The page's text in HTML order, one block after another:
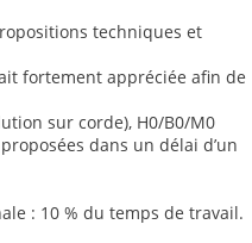
techniques et
fortement appréciée afin de
sur corde), H0/B0/M0
dans un délai d’un
: 10 % du temps de travail.